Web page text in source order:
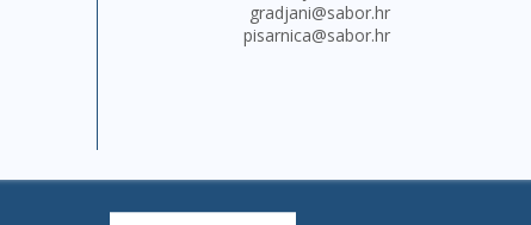
gradjani@sabor.hr
pisarnica@sabor.hr